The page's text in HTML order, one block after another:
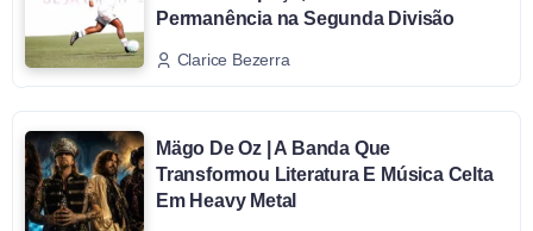
Permanência na Segunda Divisão
Clarice Bezerra
Mägo De Oz | A Banda Que
Transformou Literatura E Música Celta
Em Heavy Metal